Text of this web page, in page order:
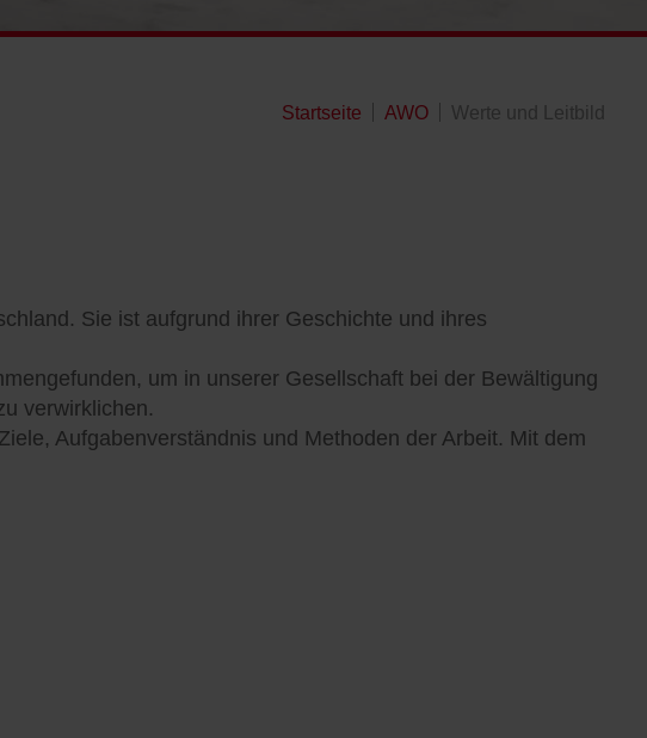
Startseite AWO Werte und Leitbild
Sie ist aufgrund ihrer Geschichte und ihres
um in unserer Gesellschaft bei der Bewältigung
verwirklichen.
Aufgabenverständnis und Methoden der Arbeit. Mit dem